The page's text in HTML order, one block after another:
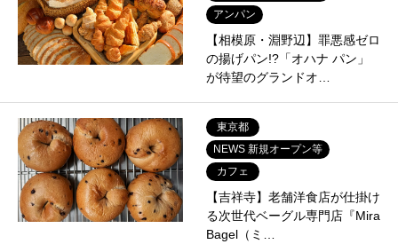
アンパン
【相模原・淵野辺】罪悪感ゼロ
の揚げパン!?「オハナ パン」
が待望のグランドオ…
東京都
NEWS 新規オープン等
カフェ
【吉祥寺】老舗洋食店が仕掛け
る次世代ベーグル専門店『Mira
Bagel（ミ…